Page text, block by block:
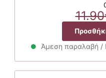
11.90
Άμεση παραλαβή /